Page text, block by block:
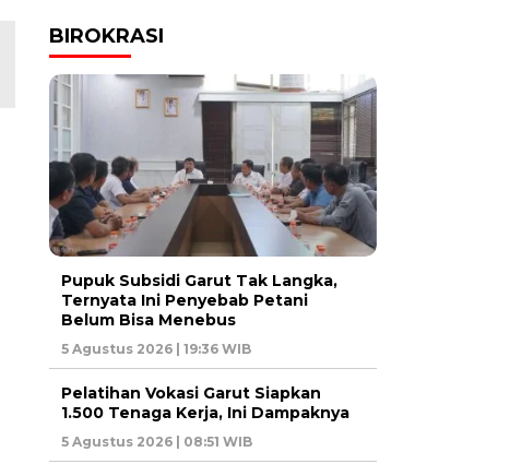
BIROKRASI
Pupuk Subsidi Garut Tak Langka,
Ternyata Ini Penyebab Petani
Belum Bisa Menebus
5 Agustus 2026 | 19:36 WIB
Pelatihan Vokasi Garut Siapkan
1.500 Tenaga Kerja, Ini Dampaknya
5 Agustus 2026 | 08:51 WIB